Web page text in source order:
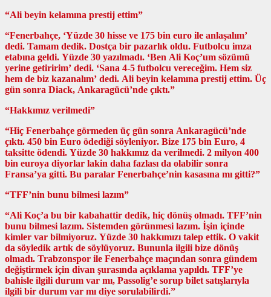
“Ali beyin kelamına prestij ettim”
“Fenerbahçe, ‘Yüzde 30 hisse ve 175 bin euro ile anlaşalım’
dedi. Tamam dedik. Dostça bir pazarlık oldu. Futbolcu imza
etabına geldi. Yüzde 30 yazılmadı. ‘Ben Ali Koç’um sözümü
yerine getiririm’ dedi. ‘Sana 4-5 futbolcu vereceğim. Hem siz
hem de biz kazanalım’ dedi. Ali beyin kelamına prestij ettim. Üç
gün sonra Diack, Ankaragücü’nde çıktı.”
“Hakkımız verilmedi”
“Hiç Fenerbahçe görmeden üç gün sonra Ankaragücü’nde
çıktı. 450 bin Euro ödediği söyleniyor. Bize 175 bin Euro, 4
taksitte ödendi. Yüzde 30 hakkımız da verilmedi. 2 milyon 400
bin euroya diyorlar lakin daha fazlası da olabilir sonra
Fransa’ya gitti. Bu paralar Fenerbahçe’nin kasasına mı gitti?”
“TFF’nin bunu bilmesi lazım”
“Ali Koç’a bu bir kabahattir dedik, hiç dönüş olmadı. TFF’nin
bunu bilmesi lazım. Sistemden görünmesi lazım. İşin içinde
kimler var bilmiyoruz. Yüzde 30 hakkımızı talep ettik. O vakit
da söyledik artık de söylüyoruz. Bununla ilgili bize dönüş
olmadı. Trabzonspor ile Fenerbahçe maçından sonra gündem
değiştirmek için divan şurasında açıklama yapıldı. TFF’ye
bahisle ilgili durum var mı, Passolig’e sorup bilet satışlarıyla
ilgili bir durum var mı diye sorulabilirdi.”